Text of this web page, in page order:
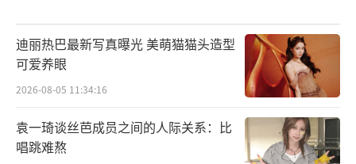
迪丽热巴最新写真曝光 美萌猫猫头造型
可爱养眼
2026-08-05 11:34:16
袁一琦谈丝芭成员之间的人际关系：比
唱跳难熬